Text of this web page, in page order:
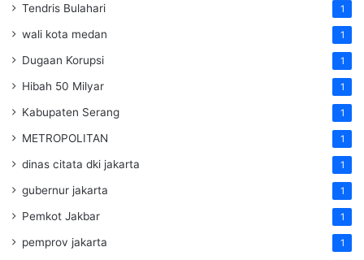
Tendris Bulahari 1
wali kota medan 1
Dugaan Korupsi 1
Hibah 50 Milyar 1
Kabupaten Serang 1
METROPOLITAN 1
dinas citata dki jakarta 1
gubernur jakarta 1
Pemkot Jakbar 1
pemprov jakarta 1